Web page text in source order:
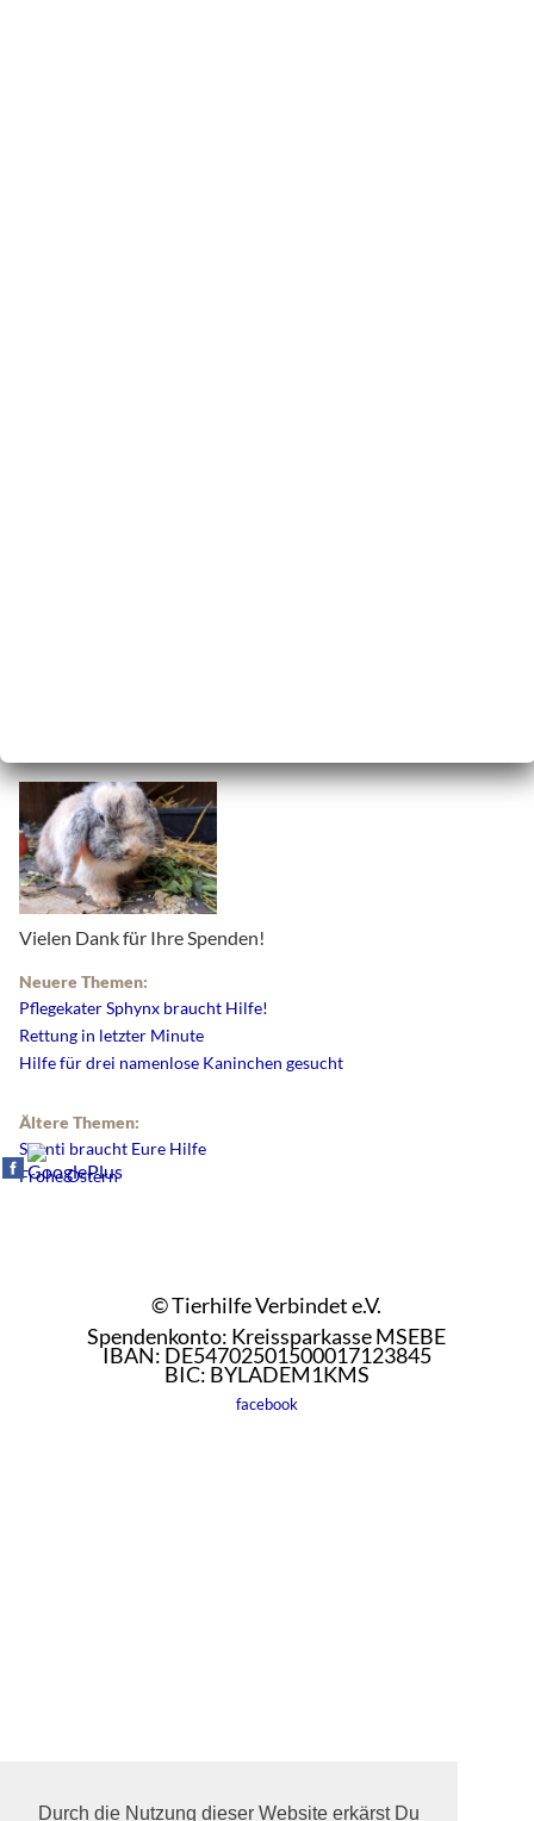
Durch die Nutzung dieser Website erkärst Du
Vielen Dank für Ihre Spenden!
Neuere Themen:
Pflegekater Sphynx braucht Hilfe!
Rettung in letzter Minute
Hilfe für drei namenlose Kaninchen gesucht
Ältere Themen:
Shanti braucht Eure Hilfe
Frohe Ostern
© Tierhilfe Verbindet e.V.
Spendenkonto: Kreissparkasse MSEBE
IBAN: DE54702501500017123845
BIC: BYLADEM1KMS
facebook